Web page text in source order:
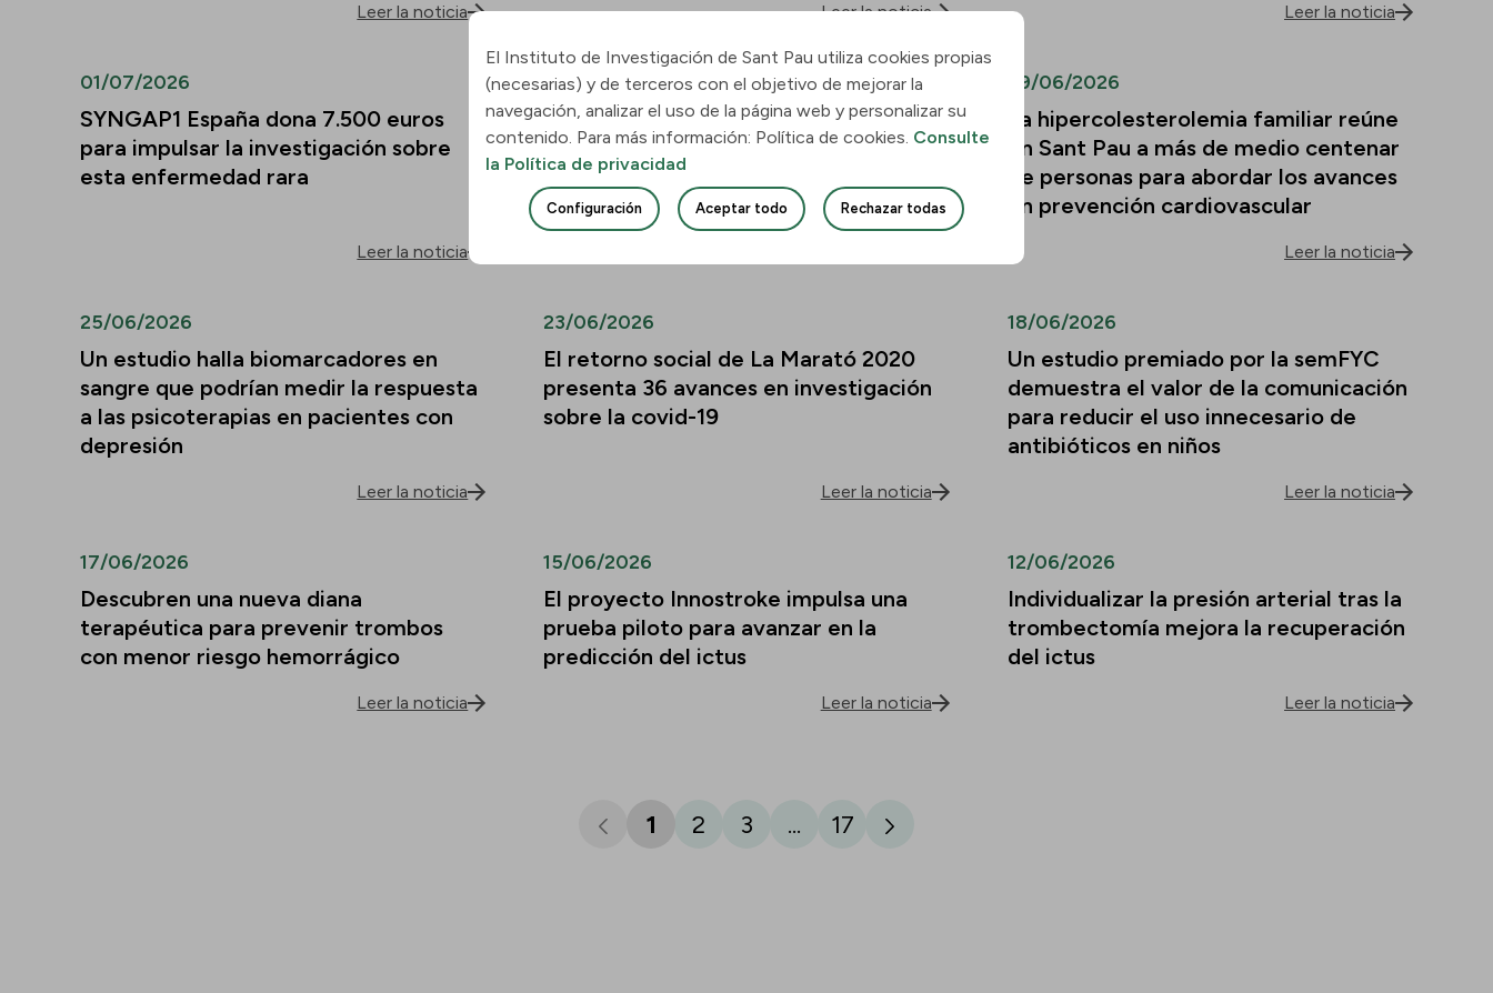
Leer la noticia Leer la noticia Leer la noticia
01/07/2026
SYNGAP1 España dona 7.500 euros
para impulsar la investigación sobre
esta enfermedad rara
Leer la noticia
30/06/2026
Descubren cómo la leucemia mieloide
aguda invade el pulmón y qué vías
podrían frenar su infiltración
29/06/2026
La hipercolesterolemia familiar reúne
en Sant Pau a más de medio centenar
de personas para abordar los avances
en prevención cardiovascular
Leer la noticia
25/06/2026
Un estudio halla biomarcadores en
sangre que podrían medir la respuesta
a las psicoterapias en pacientes con
depresión
Leer la noticia
23/06/2026
El retorno social de La Marató 2020
presenta 36 avances en investigación
sobre la covid-19
Leer la noticia
18/06/2026
Un estudio premiado por la semFYC
demuestra el valor de la comunicación
para reducir el uso innecesario de
antibióticos en niños
Leer la noticia
17/06/2026
Descubren una nueva diana
terapéutica para prevenir trombos
con menor riesgo hemorrágico
Leer la noticia
15/06/2026
El proyecto Innostroke impulsa una
prueba piloto para avanzar en la
predicción del ictus
Leer la noticia
12/06/2026
Individualizar la presión arterial tras la
trombectomía mejora la recuperación
del ictus
Leer la noticia
1 2 3 ... 17
El Instituto de Investigación de Sant Pau utiliza cookies propias
(necesarias) y de terceros con el objetivo de mejorar la
navegación, analizar el uso de la página web y personalizar su
contenido. Para más información: Política de cookies. Consulte
la Política de privacidad
Configuración Aceptar todo Rechazar todas